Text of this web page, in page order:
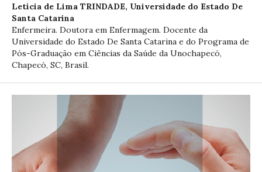
Letícia de Lima TRINDADE, Universidade do Estado De
Santa Catarina
Enfermeira. Doutora em Enfermagem. Docente da
Universidade do Estado De Santa Catarina e do Programa de
Pós-Graduação em Ciências da Saúde da Unochapecó,
Chapecó, SC, Brasil.